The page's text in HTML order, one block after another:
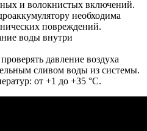
и волокнистых включений.
необходима
повреждений.
воды внутри
давление воздуха
сливом воды из системы.
от +1 до +35 °C.